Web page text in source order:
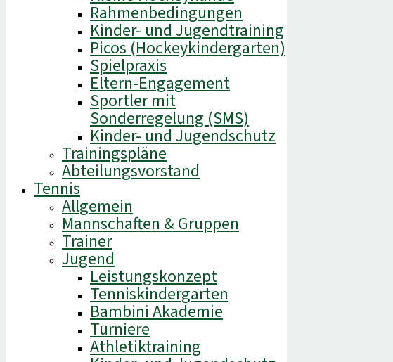
Rahmenbedingungen
Kinder- und Jugendtraining
Picos (Hockeykindergarten)
Spielpraxis
Eltern-Engagement
Sportler mit
Sonderregelung (SMS)
Kinder- und Jugendschutz
Trainingspläne
Abteilungsvorstand
Tennis
Allgemein
Mannschaften & Gruppen
Trainer
Jugend
Leistungskonzept
Tenniskindergarten
Bambini Akademie
Turniere
Athletiktraining